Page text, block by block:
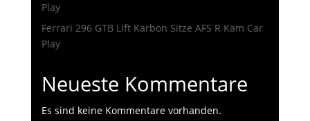
Play
Ferrari 296 GTB Lift Karbon Sitze AFS R Kam Car
Play
Neueste Kommentare
Es sind keine Kommentare vorhanden.